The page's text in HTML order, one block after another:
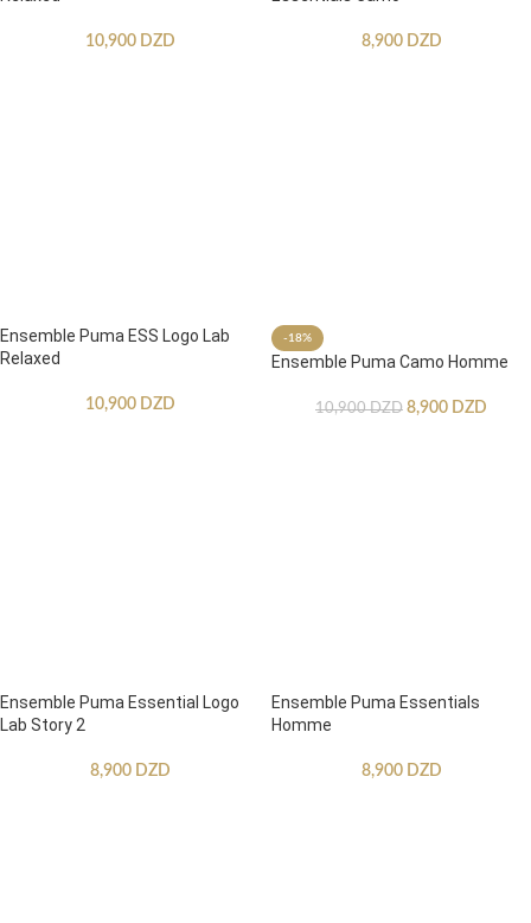
10,900 DZD 8,900 DZD
Ensemble Puma ESS Logo Lab
Relaxed
10,900 DZD
-18%
Ensemble Puma Camo Homme
10,900DZD 8,900 DZD
Ensemble Puma Essential Logo
Lab Story 2
8,900 DZD
Ensemble Puma Essentials
Homme
8,900 DZD